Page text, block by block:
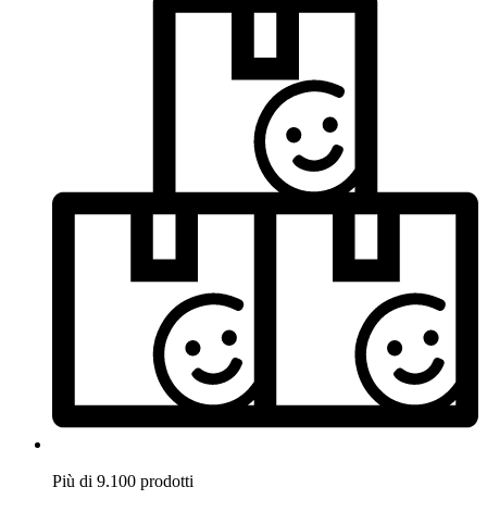
Più di 9.100 prodotti